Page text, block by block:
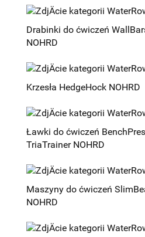
Drabinki do ćwiczeń
NOHRD
Krzesła HedgeHock NOHRD
Ławki do ćwiczeń
TriaTrainer NOHRD
Maszyny do ćwiczeń
NOHRD